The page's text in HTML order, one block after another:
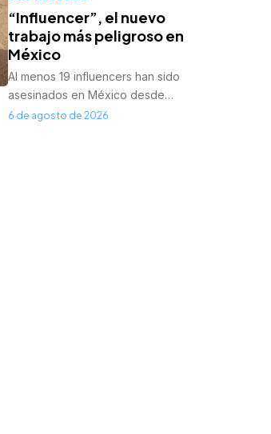
“Influencer”, el nuevo
trabajo más peligroso en
México
Al menos 19 influencers han sido
asesinados en México desde…
6 de agosto de 2026